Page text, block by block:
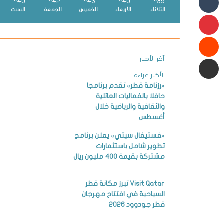
الثلاثاء الأربعاء الخميس الجمعة السبت
آخر الأخبار
الأكثر قراءة
«رزنامة قطر» تقدم برنامجا
حافلا بالفعاليات العائلية
والثقافية والرياضية خلال
أغسطس
«فستيفال سيتي» يعلن برنامج
تطوير شامل باستثمارات
مشتركة بقيمة 400 مليون ريال
Visit Qatar تبرز مكانة قطر
السياحية في افتتاح مهرجان
قطر جودوود 2026
بينتيريست
شارك عبر البريد الإلكتروني